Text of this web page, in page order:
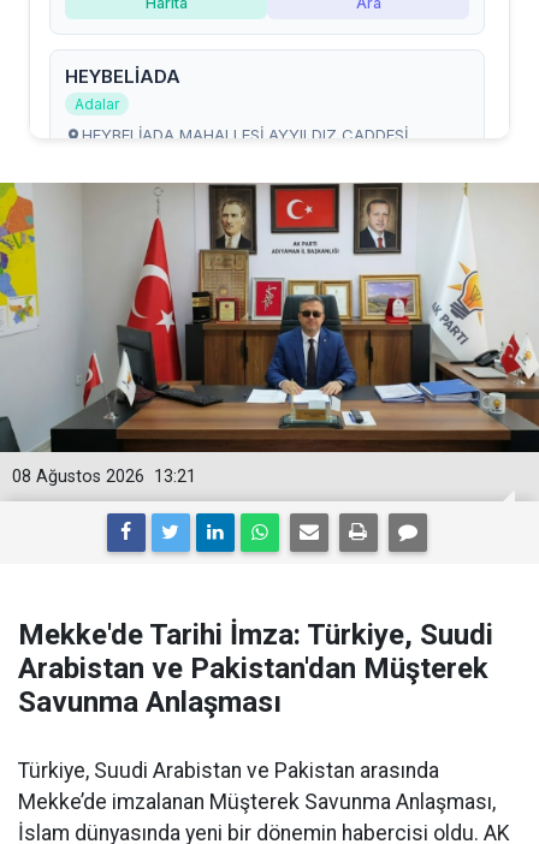
13:21
08 Ağustos 2026
Mekke'de Tarihi İmza: Türkiye, Suudi
Arabistan ve Pakistan'dan Müşterek
Savunma Anlaşması
Türkiye, Suudi Arabistan ve Pakistan arasında
Mekke’de imzalanan Müşterek Savunma Anlaşması,
İslam dünyasında yeni bir dönemin habercisi oldu. AK